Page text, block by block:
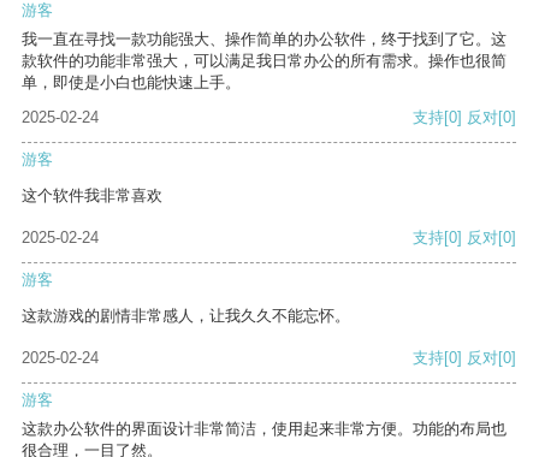
游客
我一直在寻找一款功能强大、操作简单的办公软件，终于找到了它。这
款软件的功能非常强大，可以满足我日常办公的所有需求。操作也很简
单，即使是小白也能快速上手。
2025-02-24
支持[0] 反对[0]
游客
这个软件我非常喜欢
2025-02-24 支持[0] 反对[0]
游客
这款游戏的剧情非常感人，让我久久不能忘怀。
2025-02-24 支持[0] 反对[0]
游客
这款办公软件的界面设计非常简洁，使用起来非常方便。功能的布局也
很合理，一目了然。